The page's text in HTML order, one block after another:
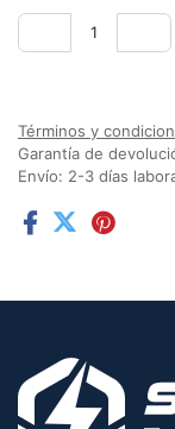
Términos y
Garantía de
Envío: 2-3 días